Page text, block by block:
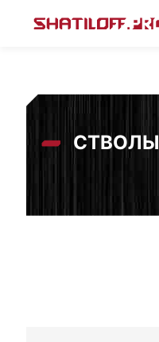
СТВОЛЫ